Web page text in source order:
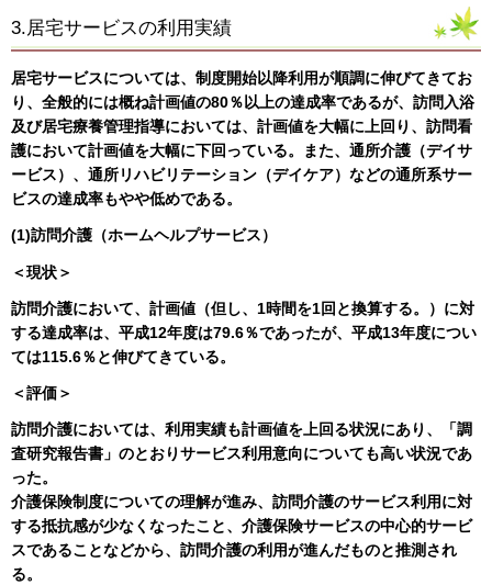
3.居宅サービスの利用実績
居宅サービスについては、制度開始以降利用が順調に伸びてきてお
り、全般的には概ね計画値の80％以上の達成率であるが、訪問入浴
及び居宅療養管理指導においては、計画値を大幅に上回り、訪問看
護において計画値を大幅に下回っている。また、通所介護（デイサ
ービス）、通所リハビリテーション（デイケア）などの通所系サー
ビスの達成率もやや低めである。
(1)訪問介護（ホームヘルプサービス）
＜現状＞
訪問介護において、計画値（但し、1時間を1回と換算する。）に対
する達成率は、平成12年度は79.6％であったが、平成13年度につい
ては115.6％と伸びてきている。
＜評価＞
訪問介護においては、利用実績も計画値を上回る状況にあり、「調
査研究報告書」のとおりサービス利用意向についても高い状況であ
った。
介護保険制度についての理解が進み、訪問介護のサービス利用に対
する抵抗感が少なくなったこと、介護保険サービスの中心的サービ
スであることなどから、訪問介護の利用が進んだものと推測され
る。